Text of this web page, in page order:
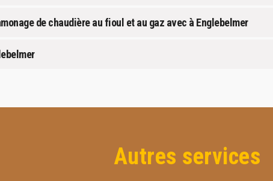
de chaudière au fioul et au gaz avec à Englebelmer
Autres services